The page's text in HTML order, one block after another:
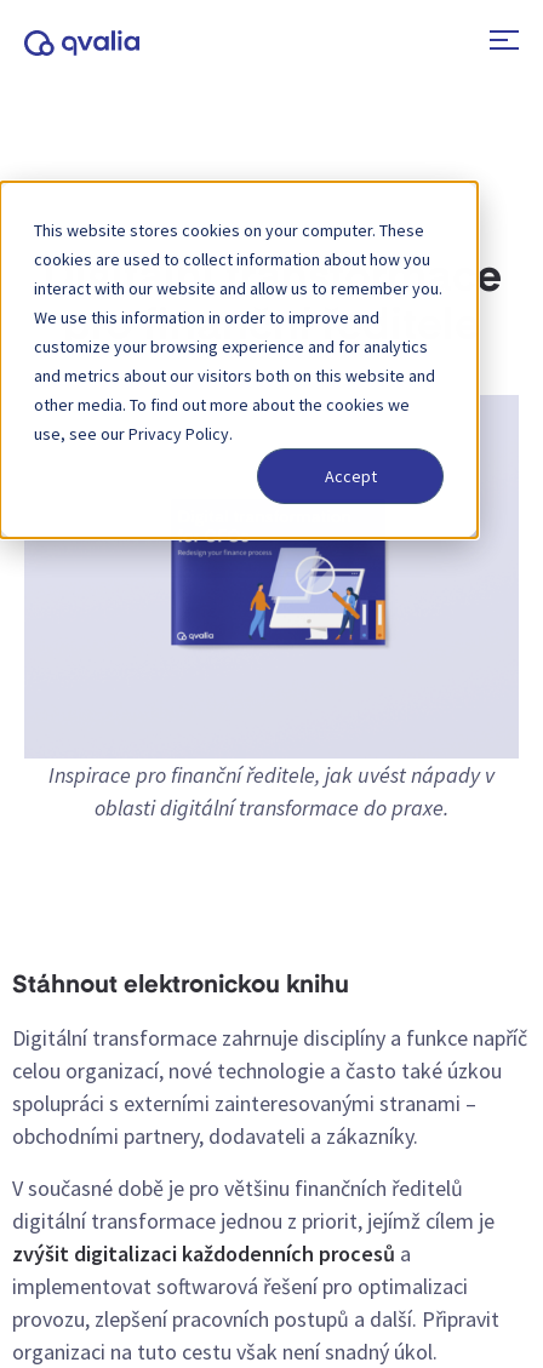
This website stores cookies on your computer. These
cookies are used to collect information about how you
interact with our website and allow us to remember you.
We use this information in order to improve and
customize your browsing experience and for analytics
and metrics about our visitors both on this website and
other media. To find out more about the cookies we
use, see our Privacy Policy.
Accept
Digitální transformace
pro finanční ředitele
Inspirace pro finanční ředitele, jak uvést nápady v
oblasti digitální transformace do praxe.
Stáhnout elektronickou knihu
Digitální transformace zahrnuje disciplíny a funkce napříč
celou organizací, nové technologie a často také úzkou
spolupráci s externími zainteresovanými stranami –
obchodními partnery, dodavateli a zákazníky.
V současné době je pro většinu finančních ředitelů
digitální transformace jednou z priorit, jejímž cílem je
zvýšit digitalizaci každodenních procesů a
implementovat softwarová řešení pro optimalizaci
provozu, zlepšení pracovních postupů a další. Připravit
organizaci na tuto cestu však není snadný úkol.